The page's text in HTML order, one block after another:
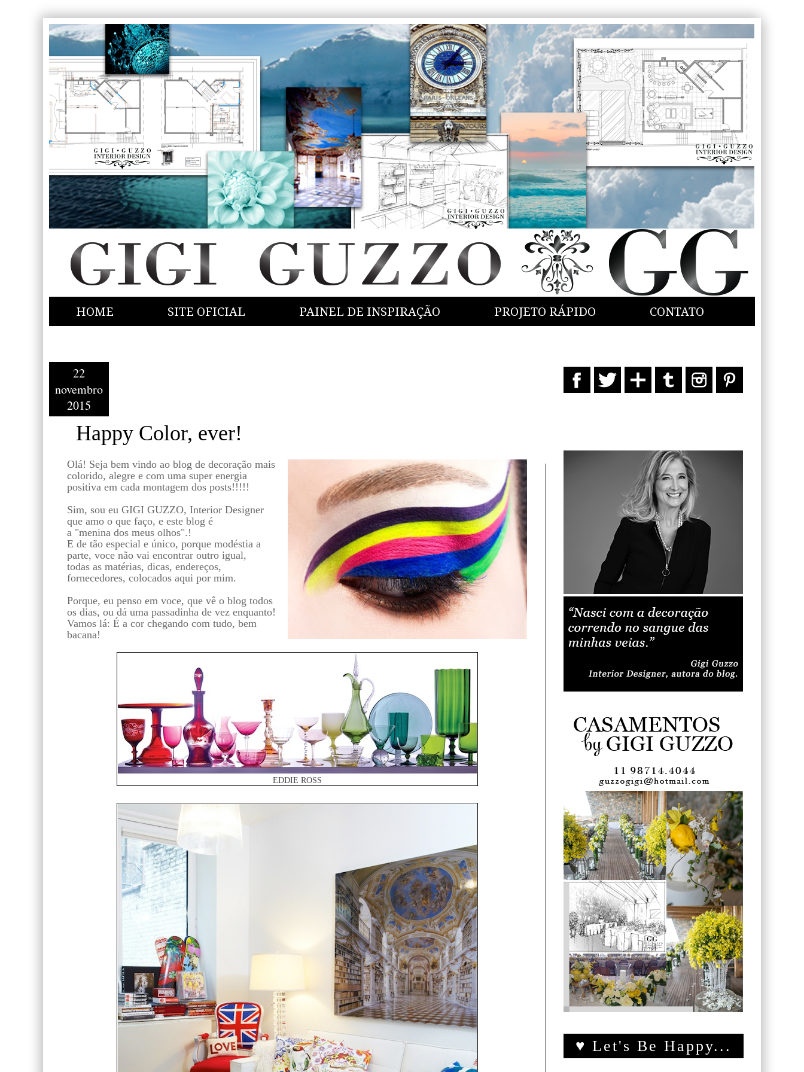
HOME SITE OFICIAL PAINEL DE INSPIRAÇÃO PROJETO RÁPIDO CONTATO
22
novembro
2015
Happy Color, ever!
Olá! Seja bem vindo ao blog de decoração mais
colorido, alegre e com uma super energia
positiva em cada montagem dos posts!!!!!
Sim, sou eu GIGI GUZZO, Interior Designer
que amo o que faço, e este blog é
a "menina dos meus olhos".!
E de tão especial e único, porque modéstia a
parte, voce não vai encontrar outro igual,
todas as matérias, dicas, endereços,
fornecedores, colocados aqui por mim.
Porque, eu penso em voce, que vê o blog todos
os dias, ou dá uma passadinha de vez enquanto!
Vamos lá: É a cor chegando com tudo, bem
bacana!
EDDIE ROSS
♥ Let's Be Happy...